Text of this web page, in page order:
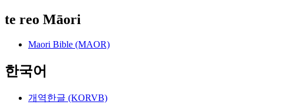
te reo Māori
Maori Bible (MAOR)
한국어
개역한글 (KORVB)